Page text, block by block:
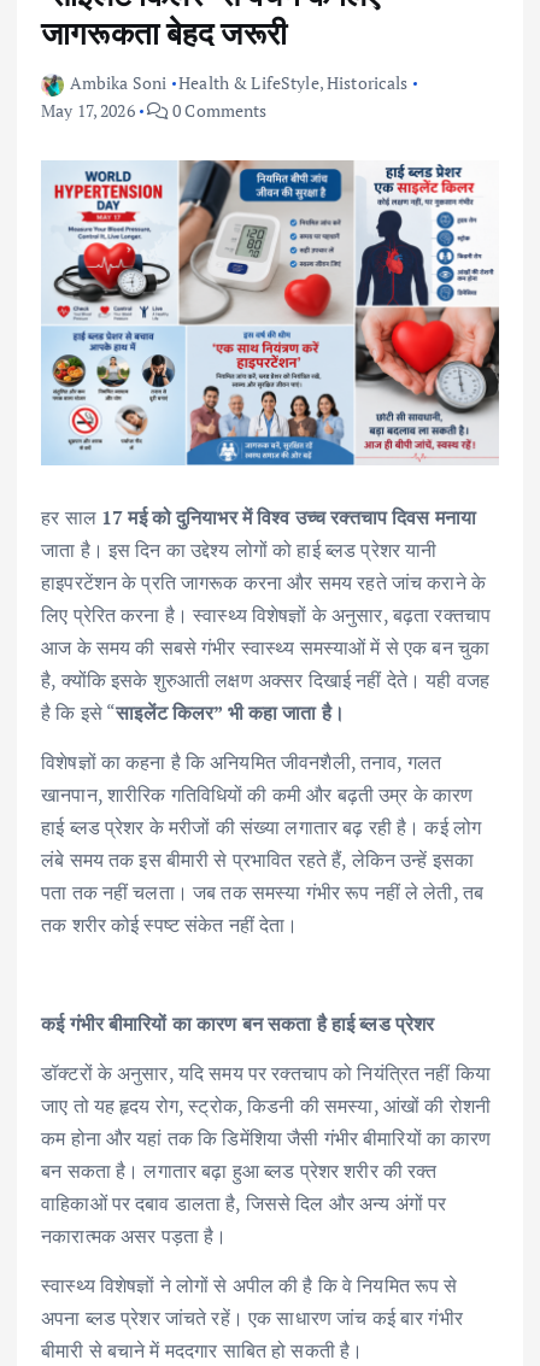
जागरूकता बेहद जरूरी
Ambika Soni Health & LifeStyle,Historicals
May 17, 2026
0 Comments
हर साल 17 मई को दुनियाभर में विश्व उच्च रक्तचाप दिवस मनाया
जाता है। इस दिन का उद्देश्य लोगों को हाई ब्लड प्रेशर यानी
हाइपरटेंशन के प्रति जागरूक करना और समय रहते जांच कराने के
लिए प्रेरित करना है। स्वास्थ्य विशेषज्ञों के अनुसार, बढ़ता रक्तचाप
आज के समय की सबसे गंभीर स्वास्थ्य समस्याओं में से एक बन चुका
है, क्योंकि इसके शुरुआती लक्षण अक्सर दिखाई नहीं देते। यही वजह
है कि इसे “साइलेंट किलर” भी कहा जाता है।
विशेषज्ञों का कहना है कि अनियमित जीवनशैली, तनाव, गलत
खानपान, शारीरिक गतिविधियों की कमी और बढ़ती उम्र के कारण
हाई ब्लड प्रेशर के मरीजों की संख्या लगातार बढ़ रही है। कई लोग
लंबे समय तक इस बीमारी से प्रभावित रहते हैं, लेकिन उन्हें इसका
पता तक नहीं चलता। जब तक समस्या गंभीर रूप नहीं ले लेती, तब
तक शरीर कोई स्पष्ट संकेत नहीं देता।
कई गंभीर बीमारियों का कारण बन सकता है हाई ब्लड प्रेशर
डॉक्टरों के अनुसार, यदि समय पर रक्तचाप को नियंत्रित नहीं किया
जाए तो यह हृदय रोग, स्ट्रोक, किडनी की समस्या, आंखों की रोशनी
कम होना और यहां तक कि डिमेंशिया जैसी गंभीर बीमारियों का कारण
बन सकता है। लगातार बढ़ा हुआ ब्लड प्रेशर शरीर की रक्त
वाहिकाओं पर दबाव डालता है, जिससे दिल और अन्य अंगों पर
नकारात्मक असर पड़ता है।
स्वास्थ्य विशेषज्ञों ने लोगों से अपील की है कि वे नियमित रूप से
अपना ब्लड प्रेशर जांचते रहें। एक साधारण जांच कई बार गंभीर
बीमारी से बचाने में मददगार साबित हो सकती है।